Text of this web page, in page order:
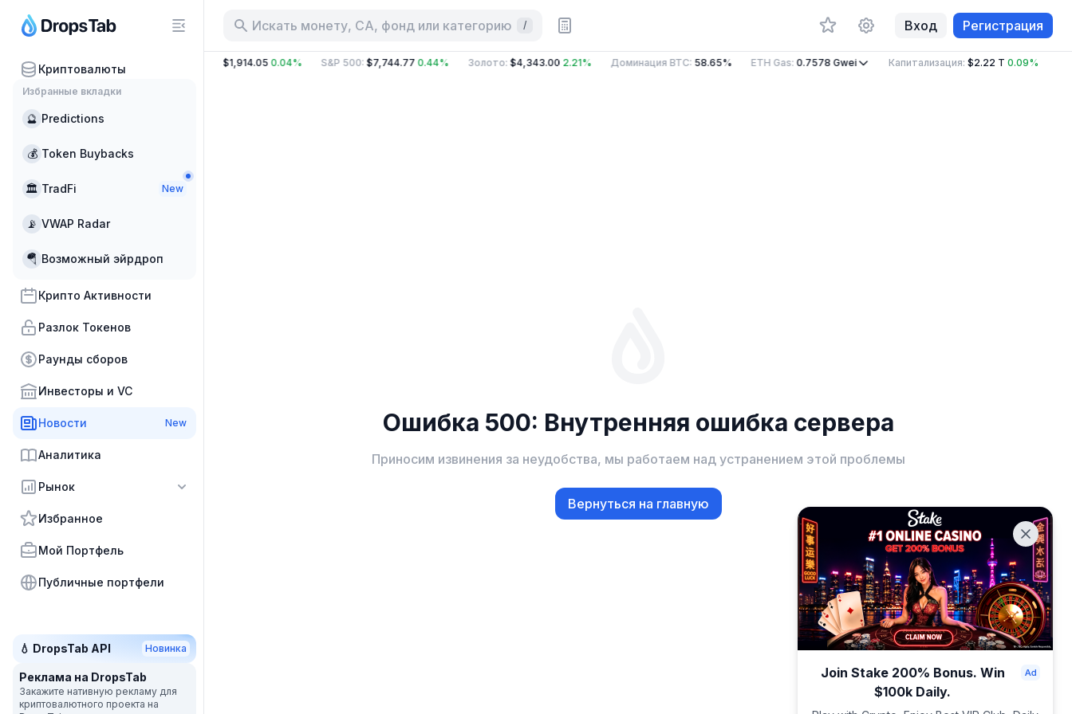
Криптовалюты
Избранные вкладки
🔮 Predictions
💰 Token Buybacks
🏛 TradFi New
📡 VWAP Radar
🪂 Возможный эйрдроп
Крипто Активности
Разлок Токенов
Раунды сборов
Инвесторы и VC
Новости New
Аналитика
Рынок
Избранное
Мой Портфель
Публичные портфели
💧 DropsTab API Новинка
Реклама на DropsTab
Закажите нативную рекламу для
криптовалютного проекта на
Искать монету, CA, фонд или категорию / Вход Регистрация
1.66% $1,914.05 0.04% S&P 500:$7,744.77 0.44% Золото:$4,343.00 2.21% Доминация BTC:58.65% ETH Gas:0.7578Gwei Капитализация:$2.22 T 0.09%
Ошибка 500: Внутренняя ошибка сервера
Приносим извинения за неудобства, мы работаем над устранением этой проблемы
Вернуться на главную
Join Stake 200% Bonus. Win
$100k Daily.